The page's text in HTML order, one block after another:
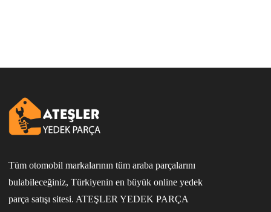
Tüm otomobil markalarının tüm araba parçalarını
bulabileceğiniz, Türkiyenin en büyük online yedek
parça satışı sitesi. ATEŞLER YEDEK PARÇA